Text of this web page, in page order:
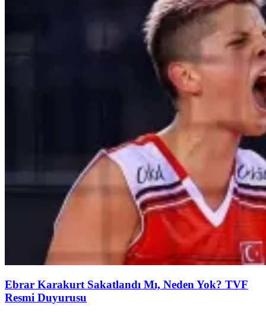
Ebrar Karakurt Sakatlandı Mı, Neden Yok? TVF
Resmi Duyurusu